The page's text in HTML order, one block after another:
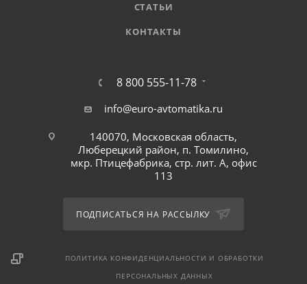
СТАТЬИ
КОНТАКТЫ
8 800 555-11-78
info@euro-avtomatika.ru
140070, Московская область,
Люберецкий район, п. Томилино,
мкр. Птицефабрика, стр. лит. А, офис
113
ПОДПИСАТЬСЯ НА РАССЫЛКУ
ПОЛИТИКА КОНФИДЕНЦИАЛЬНОСТИ И ОБРАБОТКИ
ПЕРСОНАЛЬНЫХ ДАННЫХ